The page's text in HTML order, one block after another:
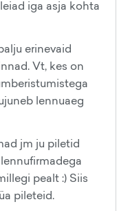
iga asja kohta
erinevaid
Vt, kes on
lennuaeg
jm ju piletid
pealt :) Siis
pileteid.